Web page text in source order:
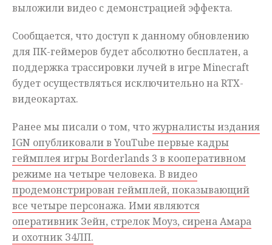
выложили видео с демонстрацией эффекта.
Сообщается, что доступ к данному обновлению
для ПК-геймеров будет абсолютно бесплатен, а
поддержка трассировки лучей в игре Minecraft
будет осуществляться исключительно на RTX-
видеокартах.
Ранее мы писали о том, чтожурналисты издания
IGN опубликовали в YouTube первые кадры
геймплея игры Borderlands 3 в кооперативном
режиме на четыре человека. В видео
продемонстрирован геймплей, показывающий
все четыре персонажа. Ими являются
оперативник Зейн, стрелок Моуз, сирена Амара
и охотник З4ЛП.